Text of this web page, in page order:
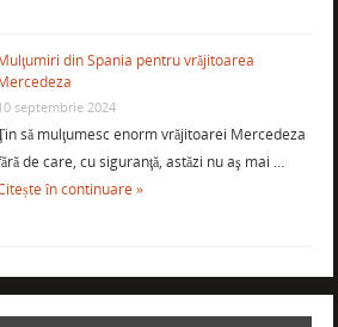
din Spania pentru vrăjitoarea
septembrie 2024
să mulţumesc enorm vrăjitoarei Mercedeza
de care, cu siguranţă, astăzi nu aş mai …
în continuare »